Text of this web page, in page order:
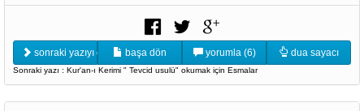
sonraki yazıyı oku başa dön yorumla (6) dua sayacı
Sonraki yazı : Kur'an-ı Kerimi " Tevcid usulü" okumak için Esmalar